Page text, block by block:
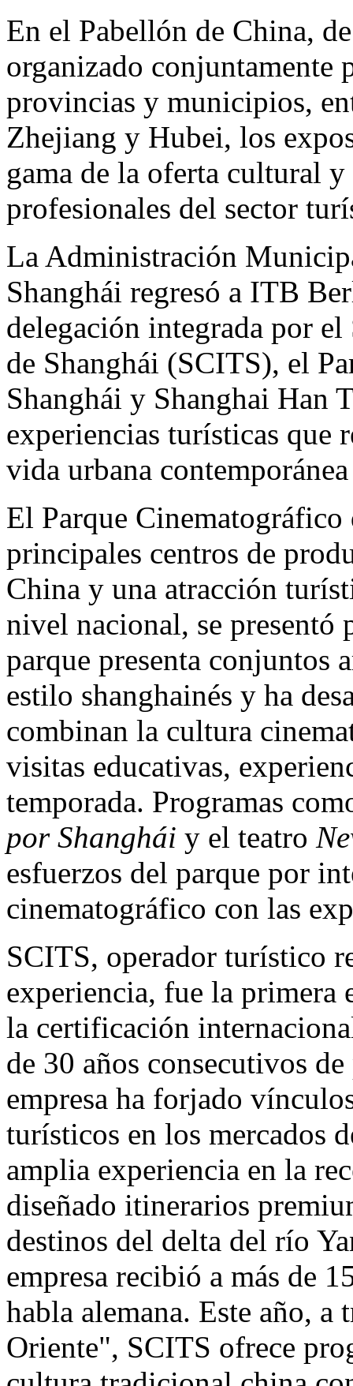
En el Pabellón de China,
organizado conjuntamente
provincias y municipios,
Zhejiang y Hubei, los
gama de la oferta cultural
profesionales del sector
La Administración
Shanghái regresó a ITB
delegación integrada por
de Shanghái (SCITS), el
Shanghái y Shanghai Han
experiencias turísticas
vida urbana
El Parque
principales centros de
China y una atracción
nivel nacional, se
parque presenta conjuntos
estilo shanghainés y ha
combinan la cultura
visitas educativas,
temporada. Programas
por Shanghái y el teatro
esfuerzos del parque por
cinematográfico con las
SCITS, operador turístico
experiencia, fue la primera
la certificación
de 30 años consecutivos
empresa ha forjado
turísticos en los mercados
amplia experiencia en la
diseñado itinerarios
destinos del delta del río
empresa recibió a más de
habla alemana. Este año, a
Oriente", SCITS ofrece